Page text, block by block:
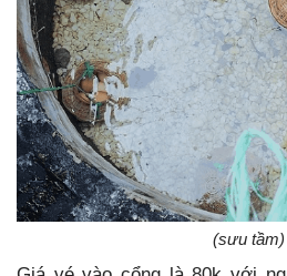
(sưu tầm)